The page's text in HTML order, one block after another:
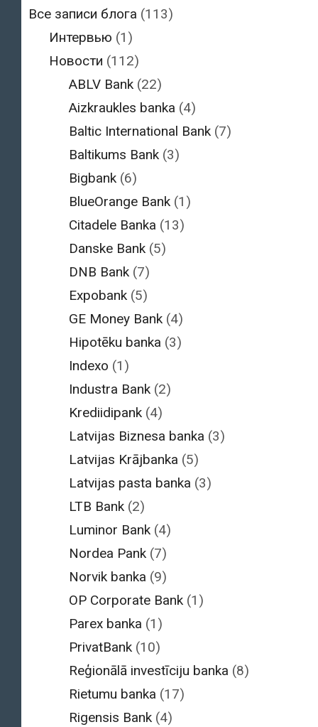
Все записи блога (113)
Интервью (1)
Новости (112)
ABLV Bank (22)
Aizkraukles banka (4)
Baltic International Bank (7)
Baltikums Bank (3)
Bigbank (6)
BlueOrange Bank (1)
Citadele Banka (13)
Danske Bank (5)
DNB Bank (7)
Expobank (5)
GE Money Bank (4)
Hipotēku banka (3)
Indexo (1)
Industra Bank (2)
Krediidipank (4)
Latvijas Biznesa banka (3)
Latvijas Krājbanka (5)
Latvijas pasta banka (3)
LTB Bank (2)
Luminor Bank (4)
Nordea Pank (7)
Norvik banka (9)
OP Corporate Bank (1)
Parex banka (1)
PrivatBank (10)
Reģionālā investīciju banka (8)
Rietumu banka (17)
Rigensis Bank (4)